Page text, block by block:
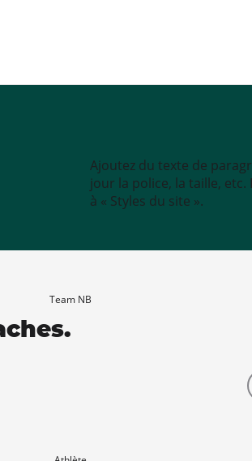
Ajoutez du texte de
jour la police, la taille,
à « Styles du site ».
Team NB